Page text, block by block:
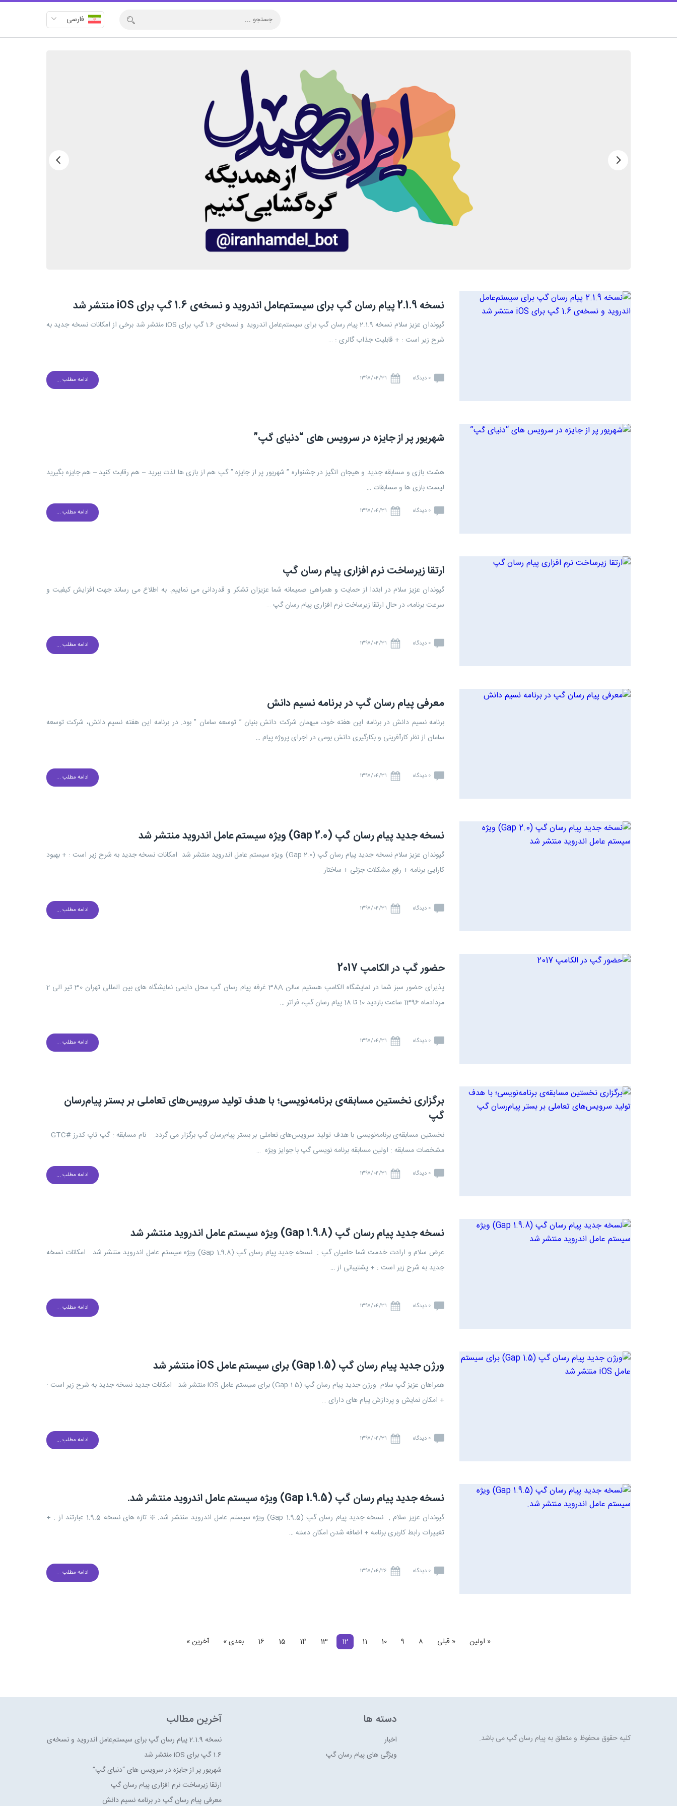
فارسی
نسخه 2.1.9 پیام رسان گپ برای سیستم‌عامل‌ اندروید و نسخه‌ی 1.6 گپ برای iOS منتشر شد
گپوندان عزیز سلام نسخه 2.1.9 پیام رسان گپ برای سیستم‌عامل‌ اندروید و نسخه‌ی 1.6 گپ برای iOS منتشر شد برخی از امکانات نسخه جدید به
شرح زیر است : + قابلیت جذاب گالری : …
0 دیدگاه ۱۳۹۷/۰۴/۳۱ ادامه مطلب ...
شهریور پر از جایزه در سرویس های “دنیای گپ”
هشت بازی و مسابقه جدید و هیجان انگیز در جشنواره ” شهریور پر از جایزه ” گپ هم از بازی ها لذت ببرید – هم رقابت کنید – هم جایزه بگیرید
لیست بازی ها و مسابقات …
0 دیدگاه ۱۳۹۷/۰۴/۳۱ ادامه مطلب ...
ارتقا زیرساخت نرم افزاری پیام رسان گپ
گپوندان عزیز سلام در ابتدا از حمایت و همراهی صمیمانه شما عزیزان تشکر و قدردانی می نماییم. به اطلاع می رساند جهت افزایش کیفیت و
سرعت برنامه، در حال ارتقا زیرساخت نرم افزاری پیام رسان گپ …
0 دیدگاه ۱۳۹۷/۰۴/۳۱ ادامه مطلب ...
معرفی پیام رسان گپ در برنامه نسیم دانش
برنامه نسیم دانش در برنامه این هفته خود، میهمان شرکت دانش بنیان ” توسعه سامان ” بود. در برنامه این هفته نسیم دانش، شرکت توسعه
سامان از نظر کارآفرینی و بکارگیری دانش بومی در اجرای پروژه پیام …
0 دیدگاه ۱۳۹۷/۰۴/۳۱ ادامه مطلب ...
نسخه جدید پیام رسان گپ (Gap 2.0) ویژه سیستم عامل اندروید منتشر شد
گپوندان عزیز سلام نسخه جدید پیام رسان گپ (2.0 Gap) ویژه سیستم عامل اندروید منتشر شد امکانات نسخه جدید به شرح زیر است : + بهبود
کارایی برنامه + رفع مشکلات جزئی + ساختار …
0 دیدگاه ۱۳۹۷/۰۴/۳۱ ادامه مطلب ...
حضور گپ در الکامپ 2017
پذیرای حضور سبز شما در نمایشگاه الکامپ هستیم سالن 38A غرفه پیام رسان گپ محل دایمی نمایشگاه های بین المللی تهران 30 تیر الی 2
مردادماه 1396 ساعت بازدید 10 تا 18 پیام رسان گپ، فراتر …
0 دیدگاه ۱۳۹۷/۰۴/۳۱ ادامه مطلب ...
برگزاری نخستین مسابقه‌ی برنامه‌نویسی؛ با هدف تولید سرویس‌های تعاملی بر بستر پیام‌رسان
گپ
نخستین مسابقه‌ی برنامه‌نویسی با هدف تولید سرویس‌های تعاملی بر بستر پیام‌رسان گپ برگزار می گردد. نام مسابقه : گپ تاپ کدرز #GTC
مشخصات مسابقه : اولین مسابقه برنامه نویسی گپ با جوایز ویژه …
0 دیدگاه ۱۳۹۷/۰۴/۳۱ ادامه مطلب ...
نسخه جدید پیام رسان گپ (Gap 1.9.8) ویژه سیستم عامل اندروید منتشر شد
عرض سلام و ارادت خدمت شما حامیان گپ : نسخه جدید پیام رسان گپ (Gap 1.9.8) ویژه سیستم عامل اندروید منتشر شد امکانات نسخه
جدید به شرح زیر است : + پشتیبانی از …
0 دیدگاه ۱۳۹۷/۰۴/۳۱ ادامه مطلب ...
ورژن جدید پیام رسان گپ (Gap 1.5) برای سیستم عامل iOS منتشر شد
همراهان عزیز گپ سلام ورژن جدید پیام رسان گپ (Gap 1.5) برای سیستم عامل iOS منتشر شد امکانات جدید نسخه جدید به شرح زیر است :
+ امکان نمایش و پردازش پیام های دارای …
0 دیدگاه ۱۳۹۷/۰۴/۳۱ ادامه مطلب ...
نسخه جدید پیام رسان گپ (1.9.5 Gap) ویژه سیستم عامل اندروید منتشر شد.
گپوندان عزیز سلام ; نسخه جدید پیام رسان گپ (1.9.5 Gap) ویژه سیستم عامل اندروید منتشر شد. ❇️ تازه های نسخه 1.9.5 عبارتند از : +
تغییرات رابط کاربری برنامه + اضافه شدن امکان دسته …
0 دیدگاه ۱۳۹۷/۰۴/۲۶ ادامه مطلب ...
« اولین « قبلی 8
9
10
11
12
13
14
15
16 بعدی » آخرین »
کلیه حقوق محفوظ و متعلق به پیام رسان گپ می باشد.
دسته ها
اخبار
ویژگی های پیام رسان گپ
آخرین مطالب
نسخه 2.1.9 پیام رسان گپ برای سیستم‌عامل‌ اندروید و نسخه‌ی
1.6 گپ برای iOS منتشر شد
شهریور پر از جایزه در سرویس های “دنیای گپ”
ارتقا زیرساخت نرم افزاری پیام رسان گپ
معرفی پیام رسان گپ در برنامه نسیم دانش